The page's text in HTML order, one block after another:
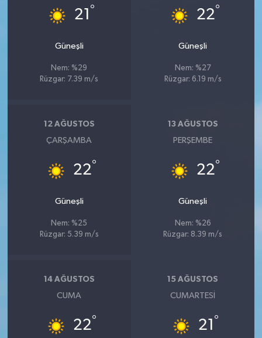
21 °
Güneşli
Nem: %29
Rüzgar: 7.39 m/s
22°
Güneşli
Nem: %27
Rüzgar: 6.19 m/s
12 AĞUSTOS
ÇARŞAMBA
22°
Güneşli
Nem: %25
Rüzgar: 5.39 m/s
13 AĞUSTOS
PERŞEMBE
22°
Güneşli
Nem: %26
Rüzgar: 8.39 m/s
14 AĞUSTOS
CUMA
22°
15 AĞUSTOS
CUMARTESI
21 °